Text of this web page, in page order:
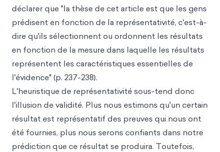
déclarer que "la thèse de cet article est que les gens
prédisent en fonction de la représentativité, c'est-à-
dire qu'ils sélectionnent ou ordonnent les résultats
en fonction de la mesure dans laquelle les résultats
représentent les caractéristiques essentielles de
l'évidence" (p. 237-238).
L'heuristique de représentativité sous-tend donc
l'illusion de validité. Plus nous estimons qu'un certain
résultat est représentatif des preuves qui nous ont
été fournies, plus nous serons confiants dans notre
prédiction que ce résultat se produira. Toutefois,